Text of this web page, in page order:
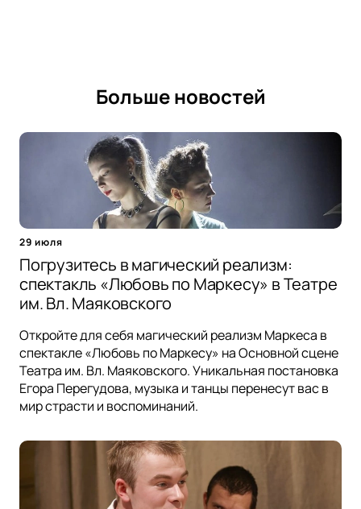
Больше новостей
29 июля
Погрузитесь в магический реализм:
спектакль «Любовь по Маркесу» в Театре
им. Вл. Маяковского
Откройте для себя магический реализм Маркеса в
спектакле «Любовь по Маркесу» на Основной сцене
Театра им. Вл. Маяковского. Уникальная постановка
Егора Перегудова, музыка и танцы перенесут вас в
мир страсти и воспоминаний.